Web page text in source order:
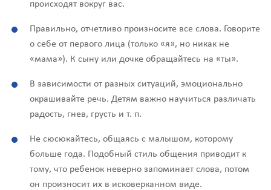
происходят вокруг вас.
Правильно, отчетливо произносите все слова. Говорите
о себе от первого лица (только «я», но никак не
«мама»). К сыну или дочке обращайтесь на «ты».
В зависимости от разных ситуаций, эмоционально
окрашивайте речь. Детям важно научиться различать
радость, гнев, грусть и т. п.
Не сюсюкайтесь, общаясь с малышом, которому
больше года. Подобный стиль общения приводит к
тому, что ребенок неверно запоминает слова, потом
он произносит их в исковерканном виде.